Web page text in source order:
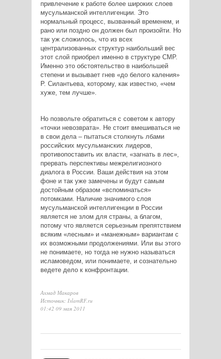
привлечение к работе более широких слоев
мусульманской интеллигенции. Это
нормальный процесс, вызванный временем, и
рано или поздно он должен был произойти. Но
так уж сложилось, что из всех
централизованных структур наибольший вес
этот слой приобрел именно в структуре СМР.
Именно это обстоятельство в наибольшей
степени и вызывает гнев «до белого каления»
Р. Силантьева, которому, как известно, «чем
хуже, тем лучше».
Но позвольте обратиться с советом к автору
«точки невозврата». Не стоит вмешиваться не
в свои дела – пытаться столкнуть лбами
российских мусульманских лидеров,
противопоставить их власти, «загнать в лес»,
прервать перспективы межрелигиозного
диалога в России. Ваши действия на этом
фоне и так уже замечены и будут самым
достойным образом «вспоминаться»
потомками. Наличие значимого слоя
мусульманской интеллигенции в России
является не злом для страны, а благом,
потому что является серьезным препятствием
всяким «лесным» и «манежным» вариантам с
их возможными продолжениями. Или вы этого
не понимаете, но тогда не нужно называться
исламоведом, или понимаете, и сознательно
ведете дело к конфронтации.
Ахмад Макаров
Источник: IslamRF.ru
01:42 09 мая 2011